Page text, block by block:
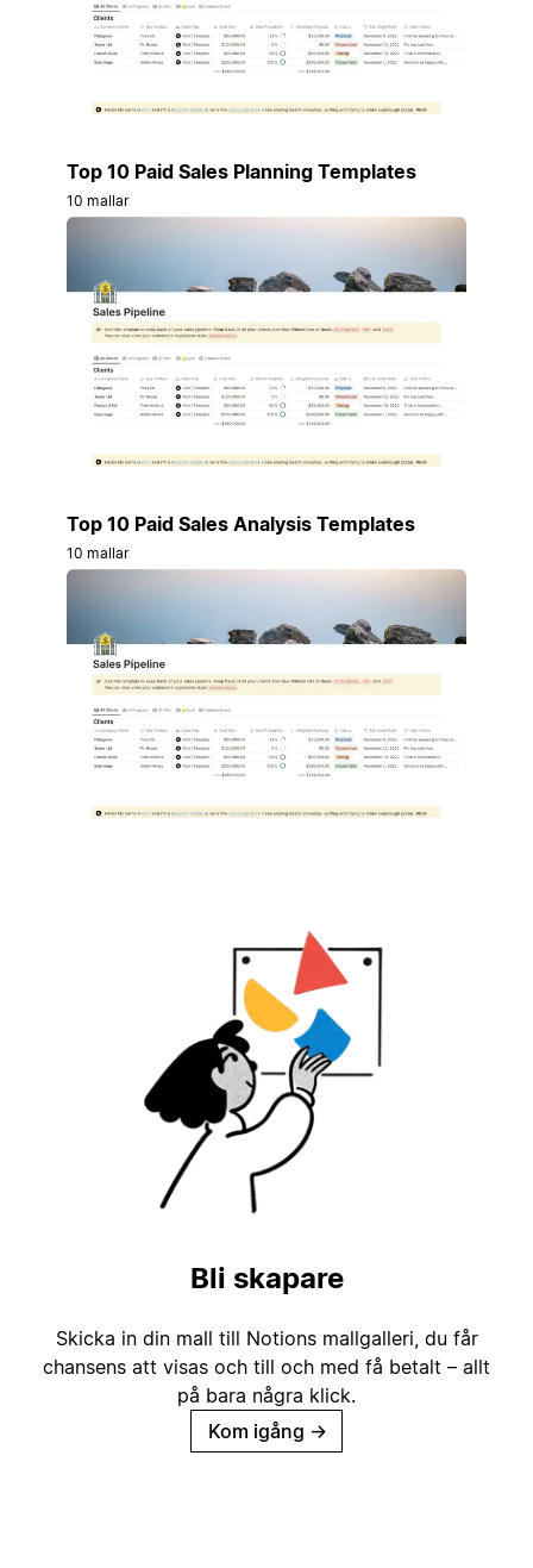
Top 10 Paid Sales Planning Templates
10 mallar
Top 10 Paid Sales Analysis Templates
10 mallar
Bli skapare
Skicka in din mall till Notions mallgalleri, du får
chansens att visas och till och med få betalt – allt
på bara några klick.
Kom igång →